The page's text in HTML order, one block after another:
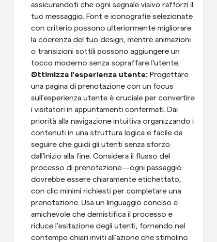
assicurandoti che ogni segnale visivo rafforzi il
tuo messaggio. Font e iconografie selezionate
con criterio possono ulteriormente migliorare
la coerenza del tuo design, mentre animazioni
o transizioni sottili possono aggiungere un
tocco moderno senza sopraffare l'utente.
Ottimizza l'esperienza utente: Progettare
una pagina di prenotazione con un focus
sull'esperienza utente è cruciale per convertire
i visitatori in appuntamenti confermati. Dai
priorità alla navigazione intuitiva organizzando i
contenuti in una struttura logica e facile da
seguire che guidi gli utenti senza sforzo
dall'inizio alla fine. Considera il flusso del
processo di prenotazione—ogni passaggio
dovrebbe essere chiaramente etichettato,
con clic minimi richiesti per completare una
prenotazione. Usa un linguaggio conciso e
amichevole che demistifica il processo e
riduce l'esitazione degli utenti, fornendo nel
contempo chiari inviti all'azione che stimolino